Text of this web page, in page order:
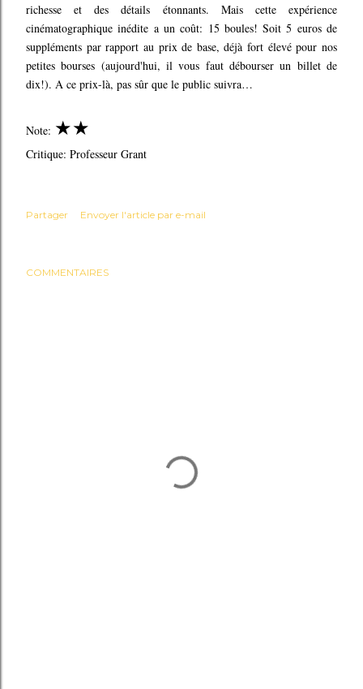
richesse et des détails étonnants. Mais cette expérience
cinématographique inédite a un coût: 15 boules! Soit 5 euros de
suppléments par rapport au prix de base, déjà fort élevé pour nos
petites bourses (aujourd'hui, il vous faut débourser un billet de
dix!). A ce prix-là, pas sûr que le public suivra…
Note: ★★
Critique: Professeur Grant
Partager Envoyer l'article par e-mail
COMMENTAIRES